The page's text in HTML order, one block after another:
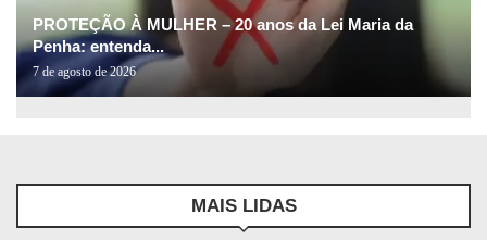
PROTEÇÃO À MULHER – 20 anos da Lei Maria da
Penha: entenda...
7 de agosto de 2026
MAIS LIDAS